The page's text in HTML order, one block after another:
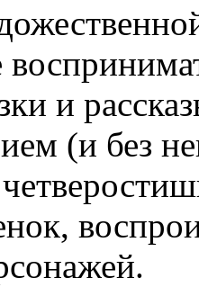
и
(и без